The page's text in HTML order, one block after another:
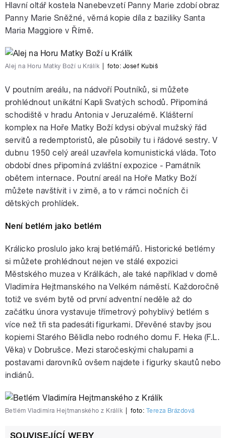
Hlavní oltář kostela Nanebevzetí Panny Marie zdobí obraz
Panny Marie Sněžné, věrná kopie díla z baziliky Santa
Maria Maggiore v Římě.
Alej na Horu Matky Boží u Králík foto: Josef Kubiš
V poutním areálu, na nádvoří Poutníků, si můžete
prohlédnout unikátní Kapli Svatých schodů. Připomíná
schodiště v hradu Antonia v Jeruzalémě. Klášterní
komplex na Hoře Matky Boží kdysi obýval mužský řád
servitů a redemptoristů, ale působily tu i řádové sestry. V
dubnu 1950 celý areál uzavřela komunistická vláda. Toto
období dnes připomíná zvláštní expozice - Památník
obětem internace. Poutní areál na Hoře Matky Boží
můžete navštívit i v zimě, a to v rámci nočních či
dětských prohlídek.
Není betlém jako betlém
Králicko proslulo jako kraj betlémářů. Historické betlémy
si můžete prohlédnout nejen ve stálé expozici
Městského muzea v Králíkách, ale také například v domě
Vladimíra Hejtmanského na Velkém náměstí. Každoročně
totiž ve svém bytě od první adventní neděle až do
začátku února vystavuje třímetrový pohyblivý betlém s
více než tři sta padesáti figurkami. Dřevěné stavby jsou
kopiemi Starého Bělidla nebo rodného domu F. Heka (F.L.
Věka) v Dobrušce. Mezi staročeskými chalupami a
postavami darovníků ovšem najdete i figurky skautů nebo
indiánů.
Betlém Vladimíra Hejtmanského z Králík foto: Tereza Brázdová
SOUVISEJÍCÍ WEBY